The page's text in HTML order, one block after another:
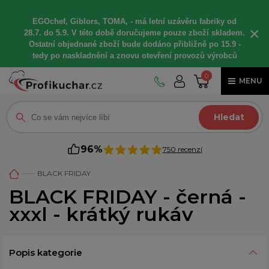
EGOchef, Giblors, TOMA, - má letní uzávěru fabriky od
28.7. do 5.9. V této době doručujeme pouze zboží skladem.
Ostatní objednané zboží bude dodáno přibližně po 15.9 -
tedy po naskladnění a znovu otevření provozů výrobců
×
0
MENU
Hledat
96% 750 recenzí
BLACK FRIDAY
BLACK FRIDAY - černá -
xxxl - krátký rukáv
Popis kategorie